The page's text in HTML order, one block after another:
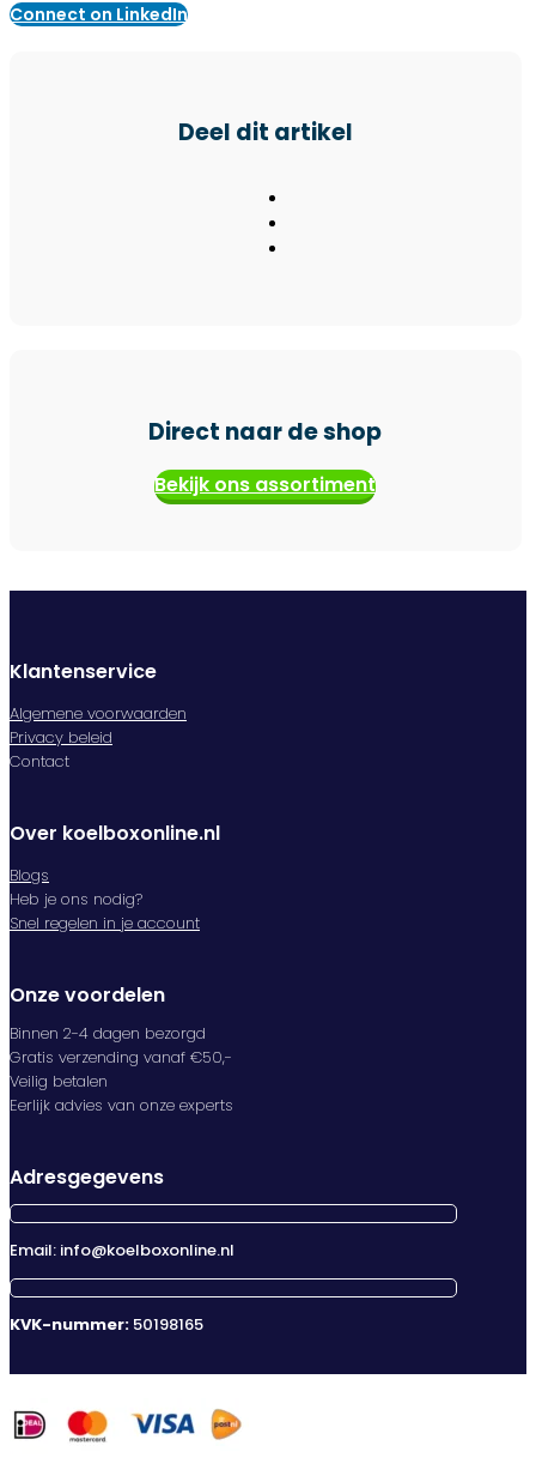
Connect on LinkedIn
Deel dit artikel
Direct naar de shop
Bekijk ons assortiment
Klantenservice
Algemene voorwaarden
Privacy beleid
Contact
Over koelboxonline.nl
Blogs
Heb je ons nodig?
Snel regelen in je account
Onze voordelen
Binnen 2-4 dagen bezorgd
Gratis verzending vanaf €50,-
Veilig betalen
Eerlijk advies van onze experts
Adresgegevens
Email: info@koelboxonline.nl
KVK-nummer: 50198165